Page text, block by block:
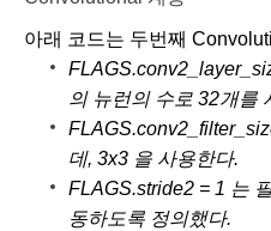
아래 코드는 두번째
의 뉴런의 수로 32개를
데, 3x3 을 사용한다.
FLAGS.stride2 = 1 는
동하도록 정의했다.